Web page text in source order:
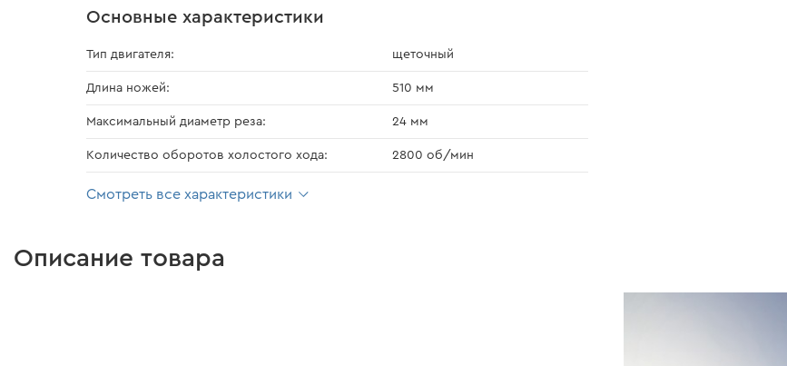
Основные характеристики
Тип двигателя: щеточный
Длина ножей: 510 мм
Максимальный диаметр реза: 24 мм
Количество оборотов холостого хода: 2800 об/мин
Смотреть все характеристики
Описание товара